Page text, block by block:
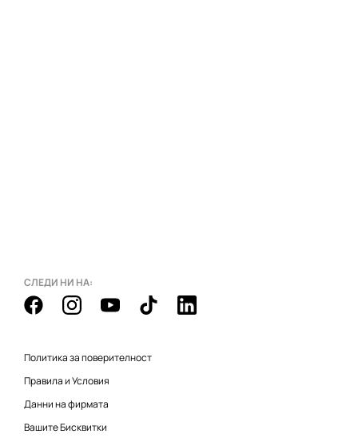
СЛЕДИ НИ НА:
Политика за поверителност
Правила и Условия
Данни на фирмата
Вашите Бисквитки